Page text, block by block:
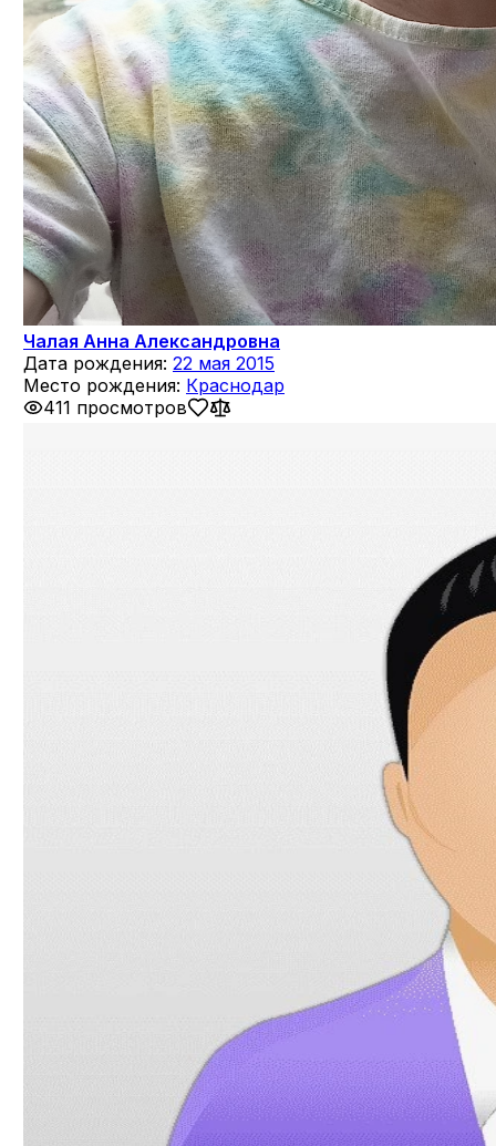
Чалая Анна Александровна
Дата рождения: 22 мая 2015
Место рождения: Краснодар
411 просмотров